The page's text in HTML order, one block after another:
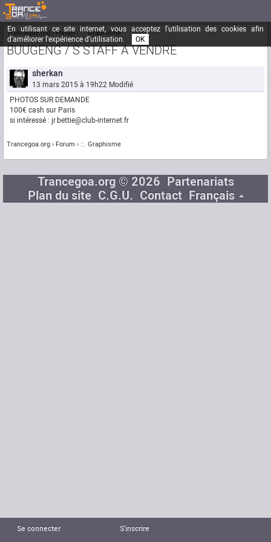
En utilisant ce site internet, vous acceptez l'utilisation des cookies afin
d'améliorer l'expérience d'utilisation.
OK
Se connecter S'inscrire
Trancegoa.org Forum ::. Graphisme
BUUGENG / S STAFF A VENDRE
sherkan
13 mars 2015 à 19h22 Modifié
PHOTOS SUR DEMANDE
100€ cash sur Paris
si intéressé : jr.bettie@club-internet.fr
Trancegoa.org Forum ::. Graphisme
Trancegoa.org © 2026 Partenariats
Plan du site C.G.U. Contact Français